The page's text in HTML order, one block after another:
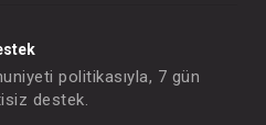
politikasıyla, 7 gün
destek.